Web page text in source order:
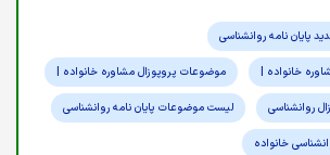
پایان نامه روانشناسی
خانواده | موضوعات پروپوزال مشاوره خانواده |
روانشناسی لیست موضوعات پایان نامه روانشناسی
خانواده